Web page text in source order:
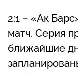
2:1 – «Ак
матч. Серия
ближайшие